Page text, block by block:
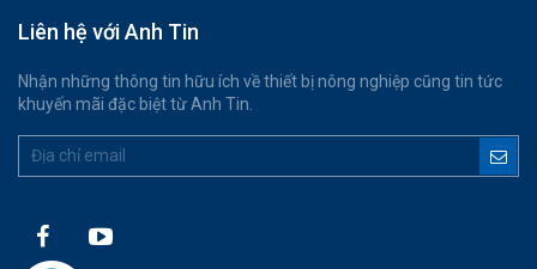
Liên hệ với Anh Tin
Nhận những thông tin hữu ích về thiết bị nông nghiệp cũng tin tức
khuyến mãi đặc biệt từ Anh Tin.